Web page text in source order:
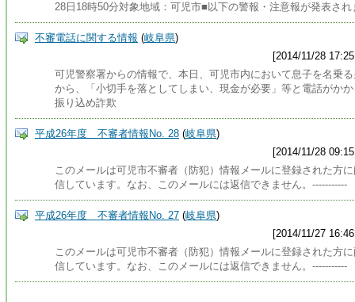
28日18時50分対象地域：可児市■以下の警報・注意報が発表され
不審電話に関する情報 (岐阜県)
[2014/11/28
可児警察署からの情報で、本日、可児市内において息子を名乗
から、「小切手を落としてしまい、現金が必要」等と電話がか
振り込め詐欺
平成26年度 不審者情報No. 28 (岐阜県)
[2014/11/28
このメールは可児市不審者（防犯）情報メールに登録された方
信しています。なお、このメールには返信できません。-----------
平成26年度 不審者情報No. 27 (岐阜県)
[2014/11/27
このメールは可児市不審者（防犯）情報メールに登録された方
信しています。なお、このメールには返信できません。-----------